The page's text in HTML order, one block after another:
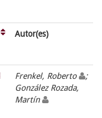
Autor(es)
Frenkel, Roberto
;
González Rozada,
Martín